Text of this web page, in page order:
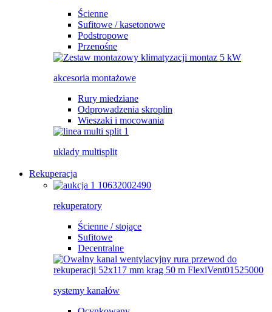
Ścienne
Sufitowe / kasetonowe
Podstropowe
Przenośne
akcesoria montażowe
Rury miedziane
Odprowadzenia skroplin
Wieszaki i mocowania
uklady multisplit
Rekuperacja
rekuperatory
Ścienne / stojące
Sufitowe
Decentralne
systemy kanałów